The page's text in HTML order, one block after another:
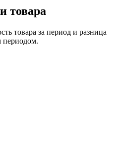
товара
товара за период и разница